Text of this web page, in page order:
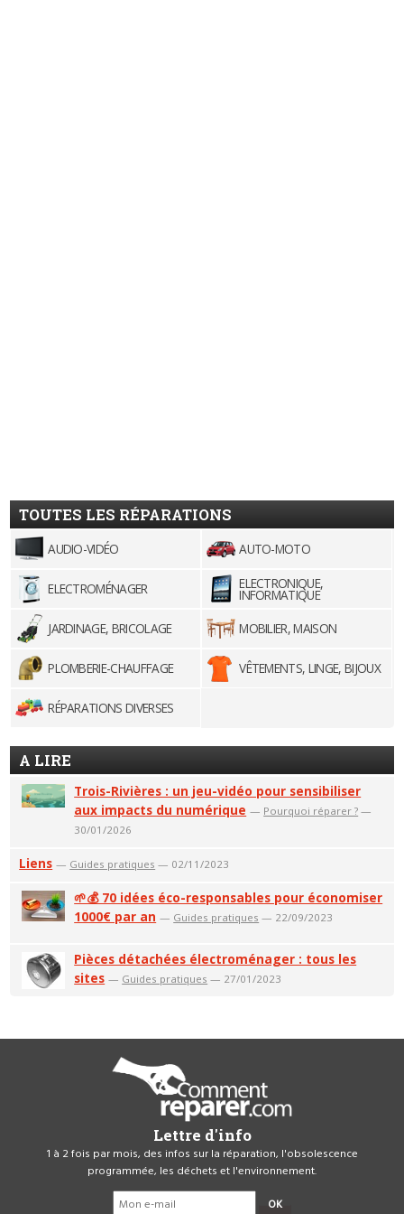
TOUTES LES RÉPARATIONS
AUDIO-VIDÉO AUTO-MOTO
ELECTROMÉNAGER ELECTRONIQUE,
INFORMATIQUE
JARDINAGE, BRICOLAGE
MOBILIER, MAISON
PLOMBERIE-CHAUFFAGE VÊTEMENTS, LINGE, BIJOUX
RÉPARATIONS DIVERSES
A LIRE
Trois-Rivières : un jeu-vidéo pour sensibiliser
aux impacts du numérique — Pourquoi réparer ? —
30/01/2026
Liens — Guides pratiques — 02/11/2023
🌱💰 70 idées éco-responsables pour économiser
1000€ par an — Guides pratiques — 22/09/2023
Pièces détachées électroménager : tous les
sites — Guides pratiques — 27/01/2023
Lettre d'info
1 à 2 fois par mois, des infos sur la réparation, l'obsolescence
programmée, les déchets et l'environnement.
OK